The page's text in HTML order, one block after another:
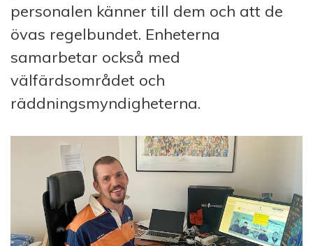
personalen känner till dem och att de
övas regelbundet. Enheterna
samarbetar också med
välfärdsområdet och
räddningsmyndigheterna.